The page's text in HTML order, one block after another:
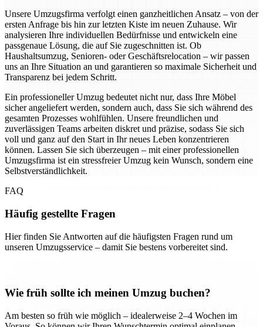
Unsere Umzugsfirma verfolgt einen ganzheitlichen Ansatz – von der
ersten Anfrage bis hin zur letzten Kiste im neuen Zuhause. Wir
analysieren Ihre individuellen Bedürfnisse und entwickeln eine
passgenaue Lösung, die auf Sie zugeschnitten ist. Ob
Haushaltsumzug, Senioren- oder Geschäftsrelocation – wir passen
uns an Ihre Situation an und garantieren so maximale Sicherheit und
Transparenz bei jedem Schritt.
Ein professioneller Umzug bedeutet nicht nur, dass Ihre Möbel
sicher angeliefert werden, sondern auch, dass Sie sich während des
gesamten Prozesses wohlfühlen. Unsere freundlichen und
zuverlässigen Teams arbeiten diskret und präzise, sodass Sie sich
voll und ganz auf den Start in Ihr neues Leben konzentrieren
können. Lassen Sie sich überzeugen – mit einer professionellen
Umzugsfirma ist ein stressfreier Umzug kein Wunsch, sondern eine
Selbstverständlichkeit.
FAQ
Häufig gestellte Fragen
Hier finden Sie Antworten auf die häufigsten Fragen rund um
unseren Umzugsservice – damit Sie bestens vorbereitet sind.
Wie früh sollte ich meinen Umzug buchen?
Am besten so früh wie möglich – idealerweise 2–4 Wochen im